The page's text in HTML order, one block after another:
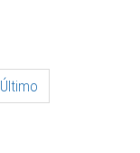
Último